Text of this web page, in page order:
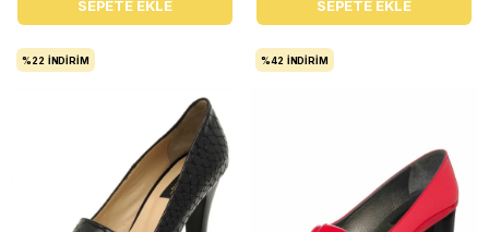
SEPETE EKLE SEPETE EKLE
%22 İNDIRIM %42 İNDIRIM